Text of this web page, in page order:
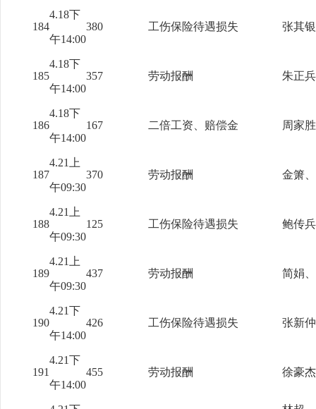
184
4.18下
午14:00
380 工伤保险待遇损失 张其
185
4.18下
午14:00
357 劳动报酬 朱正
186
4.18下
午14:00
167 二倍工资、赔偿金 周家
187
4.21上
午09:30
370 劳动报酬 金箫
188
4.21上
午09:30
125 工伤保险待遇损失 鲍传
189
4.21上
午09:30
437 劳动报酬 简娟
190
4.21下
午14:00
426 工伤保险待遇损失 张新
191
4.21下
午14:00
455 劳动报酬 徐豪